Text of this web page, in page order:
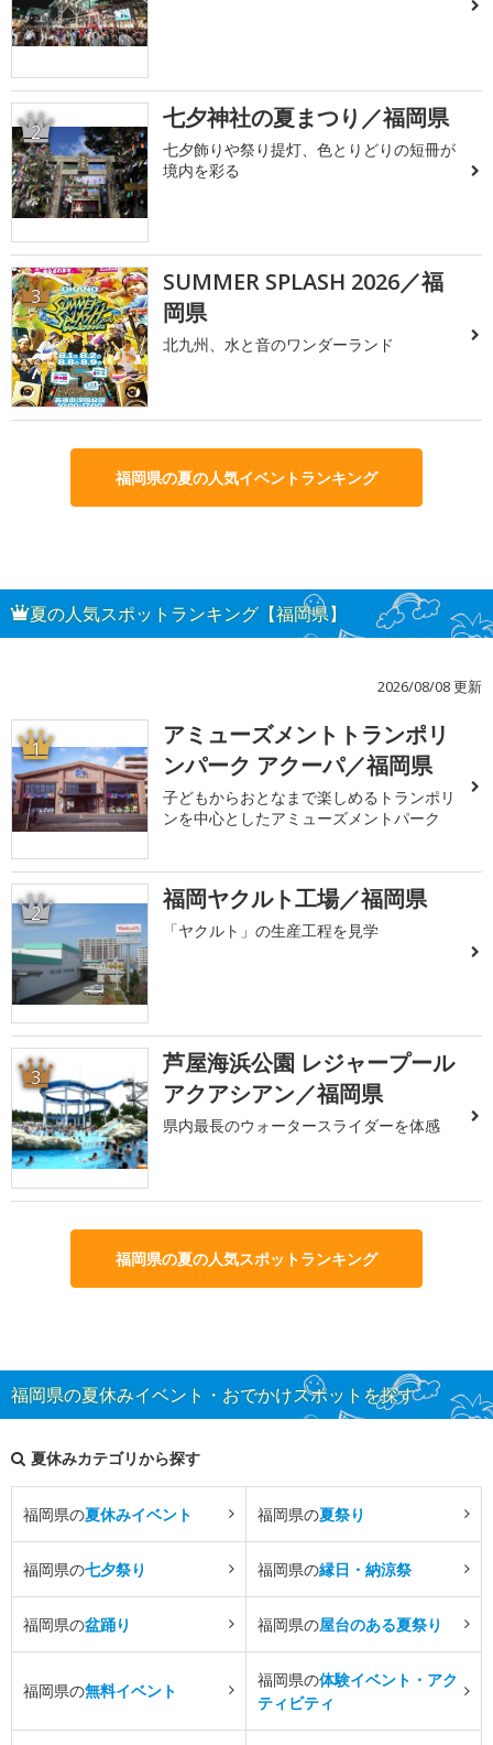
2 七夕神社の夏まつり／福岡県
七夕飾りや祭り提灯、色とりどりの短冊が
境内を彩る
3
SUMMER SPLASH 2026／福
岡県
北九州、水と音のワンダーランド
福岡県の夏の人気イベントランキング
夏の人気スポットランキング【福岡県】
2026/08/08 更新
1
アミューズメントトランポリ
ンパーク アクーパ／福岡県
子どもからおとなまで楽しめるトランポリ
ンを中心としたアミューズメントパーク
2 福岡ヤクルト工場／福岡県
「ヤクルト」の生産工程を見学
3
芦屋海浜公園 レジャープール
アクアシアン／福岡県
県内最長のウォータースライダーを体感
福岡県の夏の人気スポットランキング
福岡県の夏休みイベント・おでかけスポットを探す
夏休みカテゴリから探す
福岡県の夏休みイベント 福岡県の夏祭り
福岡県の七夕祭り 福岡県の縁日・納涼祭
福岡県の盆踊り 福岡県の屋台のある夏祭り
福岡県の無料イベント
福岡県の体験イベント・アク
ティビティ